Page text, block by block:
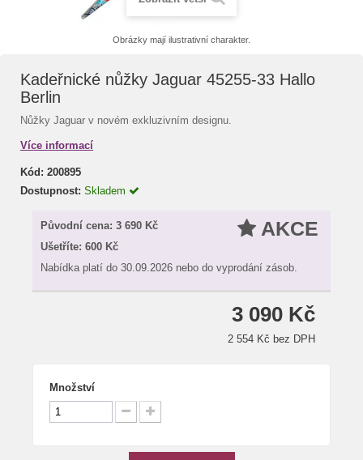
Obrázky mají ilustrativní charakter.
Kadeřnické nůžky Jaguar 45255-33 Hallo
Berlin
Nůžky Jaguar v novém exkluzivním designu.
Více informací
Kód: 200895
Dostupnost: Skladem
AKCE
Původní cena: 3 690 Kč
Ušetříte: 600 Kč
Nabídka platí do 30.09.2026 nebo do vyprodání zásob.
3 090 Kč
2 554 Kč bez DPH
Množství